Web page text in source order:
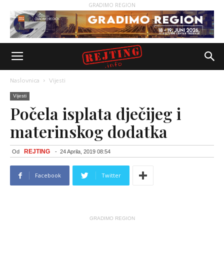
GRADIMO REGION
Naslovnica Vijesti
Vijesti
Počela isplata dječijeg i
materinskog dodatka
Od REJTING - 24 Aprila, 2019 08:54
Facebook Twitter
GRADIMO REGION